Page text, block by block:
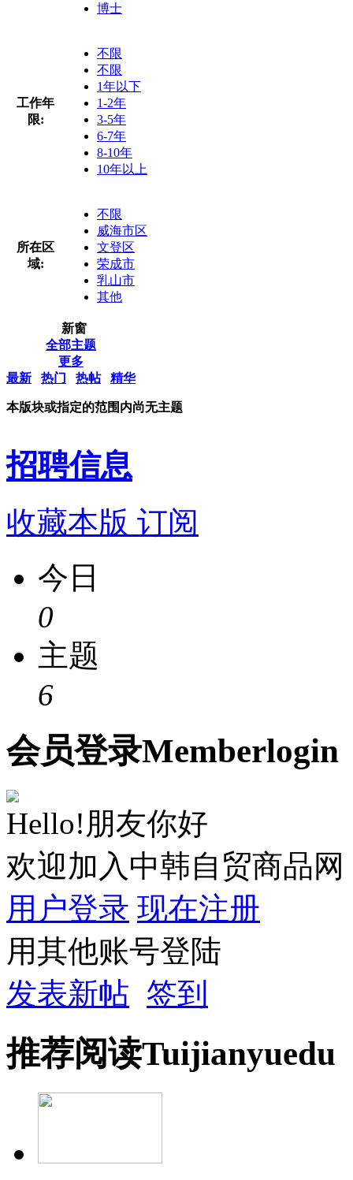
博士
工作年
限:
不限
不限
1年以下
1-2年
3-5年
6-7年
8-10年
10年以上
所在区
域:
不限
威海市区
文登区
荣成市
乳山市
其他
新窗
全部主题
更多
最新
热门 热帖 精华
本版块或指定的范围内尚无主题
招聘信息
收藏本版 订阅
今日
0
主题
6
会员登录Memberlogin
Hello!朋友你好
欢迎加入中韩自贸商品网
用户登录 现在注册
用其他账号登陆
发表新帖 签到
推荐阅读Tuijianyuedu